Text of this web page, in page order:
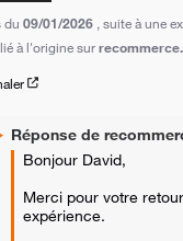
du 09/01/2026 , suite à une
à l'origine sur
Réponse de
Bonjour David,
Merci pour votre
expérience.